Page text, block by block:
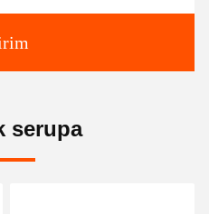
serupa